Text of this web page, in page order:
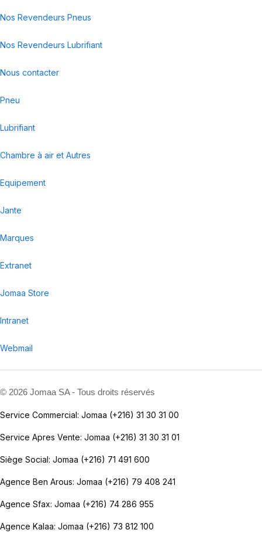
Nos Revendeurs Pneus
Nos Revendeurs Lubrifiant
Nous contacter
Pneu
Lubrifiant
Chambre à air et Autres
Equipement
Jante
Marques
Extranet
Jomaa Store
Intranet
Webmail
© 2026 Jomaa SA - Tous droits réservés
Service Commercial: Jomaa (+216) 31 30 31 00
Service Apres Vente: Jomaa (+216) 31 30 31 01
Siège Social: Jomaa (+216) 71 491 600
Agence Ben Arous: Jomaa (+216) 79 408 241
Agence Sfax: Jomaa (+216) 74 286 955
Agence Kalaa: Jomaa (+216) 73 812 100